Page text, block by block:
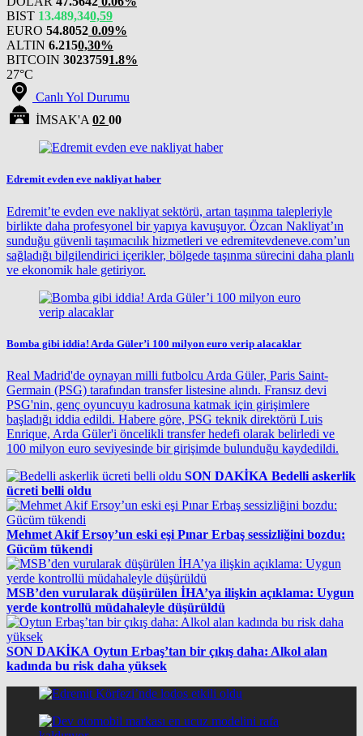
BIST 13.489,340,59
EURO 54.8052 0.09%
ALTIN 6.2150,30%
BITCOIN 30237591.8%
27°C
Canlı Yol Durumu
İMSAK'A 02 00
Edremit evden eve nakliyat haber
Edremit’te evden eve nakliyat sektörü, artan taşınma talepleriyle
birlikte daha profesyonel bir yapıya kavuşuyor. Özcan Nakliyat’ın
sunduğu güvenli taşımacılık hizmetleri ve edremitevdeneve.com’un
sağladığı bilgilendirici içerikler, bölgede taşınma sürecini daha planlı
ve ekonomik hale getiriyor.
Bomba gibi iddia! Arda Güler’i 100 milyon euro verip alacaklar
Real Madrid'de oynayan milli futbolcu Arda Güler, Paris Saint-
Germain (PSG) tarafından transfer listesine alındı. Fransız devi
PSG'nin, genç oyuncuyu kadrosuna katmak için girişimlere
başladığı iddia edildi. Habere göre, PSG teknik direktörü Luis
Enrique, Arda Güler'i öncelikli transfer hedefi olarak belirledi ve
100 milyon euro seviyesinde bir girişimde bulunduğu kaydedildi.
SON DAKİKA Bedelli askerlik
ücreti belli oldu
Mehmet Akif Ersoy’un eski eşi Pınar Erbaş sessizliğini bozdu:
Gücüm tükendi
MSB’den vurularak düşürülen İHA’ya ilişkin açıklama: Uygun
yerde kontrollü müdahaleyle düşürüldü
SON DAKİKA Oytun Erbaş’tan bir çıkış daha: Alkol alan
kadında bu risk daha yüksek